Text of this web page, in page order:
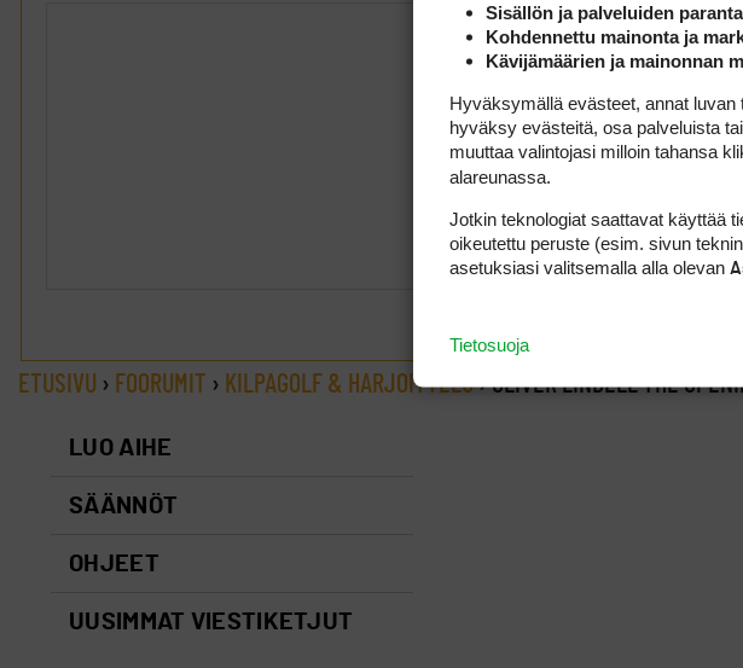
ETUSIVU › FOORUMIT › KILPAGOLF & HARJOITTELU›OLIVER LINDELL THE
LUO AIHE
SÄÄNNÖT
OHJEET
UUSIMMAT VIESTIKETJUT
Sisällön ja palveluiden
Kohdennettu mainonta ja
Kävijämäärien ja mainonnan
Hyväksymällä evästeet, annat
hyväksy evästeitä, osa palveluista
muuttaa valintojasi milloin tahansa
alareunassa.
Jotkin teknologiat saattavat käyttää
oikeutettu peruste (esim. sivun
asetuksiasi valitsemalla alla olevan
Tietosuoja